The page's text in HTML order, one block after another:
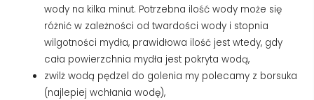
wody na kilka minut. Potrzebna ilość wody może się
różnić w zależności od twardości wody i stopnia
wilgotności mydła, prawidłowa ilość jest wtedy, gdy
cała powierzchnia mydła jest pokryta wodą,
zwilż wodą pędzel do golenia my polecamy z borsuka
(najlepiej wchłania wodę),